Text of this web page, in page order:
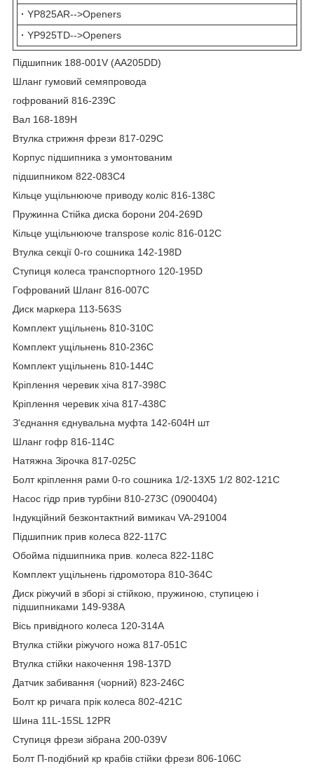
· YP825AR-->Openers
· YP925TD-->Openers
Підшипник 188-001V (AA205DD)
Шланг гумовий семяпровода
гофрований 816-239C
Вал 168-189H
Втулка стрижня фрези 817-029C
Корпус підшипника з умонтованим
підшипником 822-083C4
Кільце ущільнююче приводу коліс 816-138C
Пружинна Стійка диска борони 204-269D
Кільце ущільнююче transpose коліс 816-012C
Втулка секції 0-го сошника 142-198D
Ступиця колеса транспортного 120-195D
Гофрований Шланг 816-007C
Диск маркера 113-563S
Комплект ущільнень 810-310C
Комплект ущільнень 810-236C
Комплект ущільнень 810-144C
Кріплення черевик хіча 817-398C
Кріплення черевик хіча 817-438C
З'єднання єднувальна муфта 142-604H шт
Шланг гофр 816-114C
Натяжна Зірочка 817-025C
Болт кріплення рами 0-го сошника 1/2-13X5 1/2 802-121C
Насос гідр прив турбіни 810-273C (0900404)
Індукційний безконтактний вимикач VA-291004
Підшипник прив колеса 822-117C
Обойма підшипника прив. колеса 822-118C
Комплект ущільнень гідромотора 810-364C
Диск ріжучий в зборі зі стійкою, пружиною, ступицею і
підшипниками 149-938A
Вісь привідного колеса 120-314A
Втулка стійки ріжучого ножа 817-051C
Втулка стійки накочення 198-137D
Датчик забивання (чорний) 823-246C
Болт кр ричага прік колеса 802-421C
Шина 11L-15SL 12PR
Ступиця фрези зібрана 200-039V
Болт П-подібний кр крабів стійки фрези 806-106C